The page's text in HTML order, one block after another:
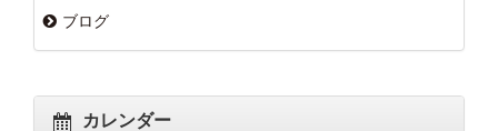
ブログ
カレンダー